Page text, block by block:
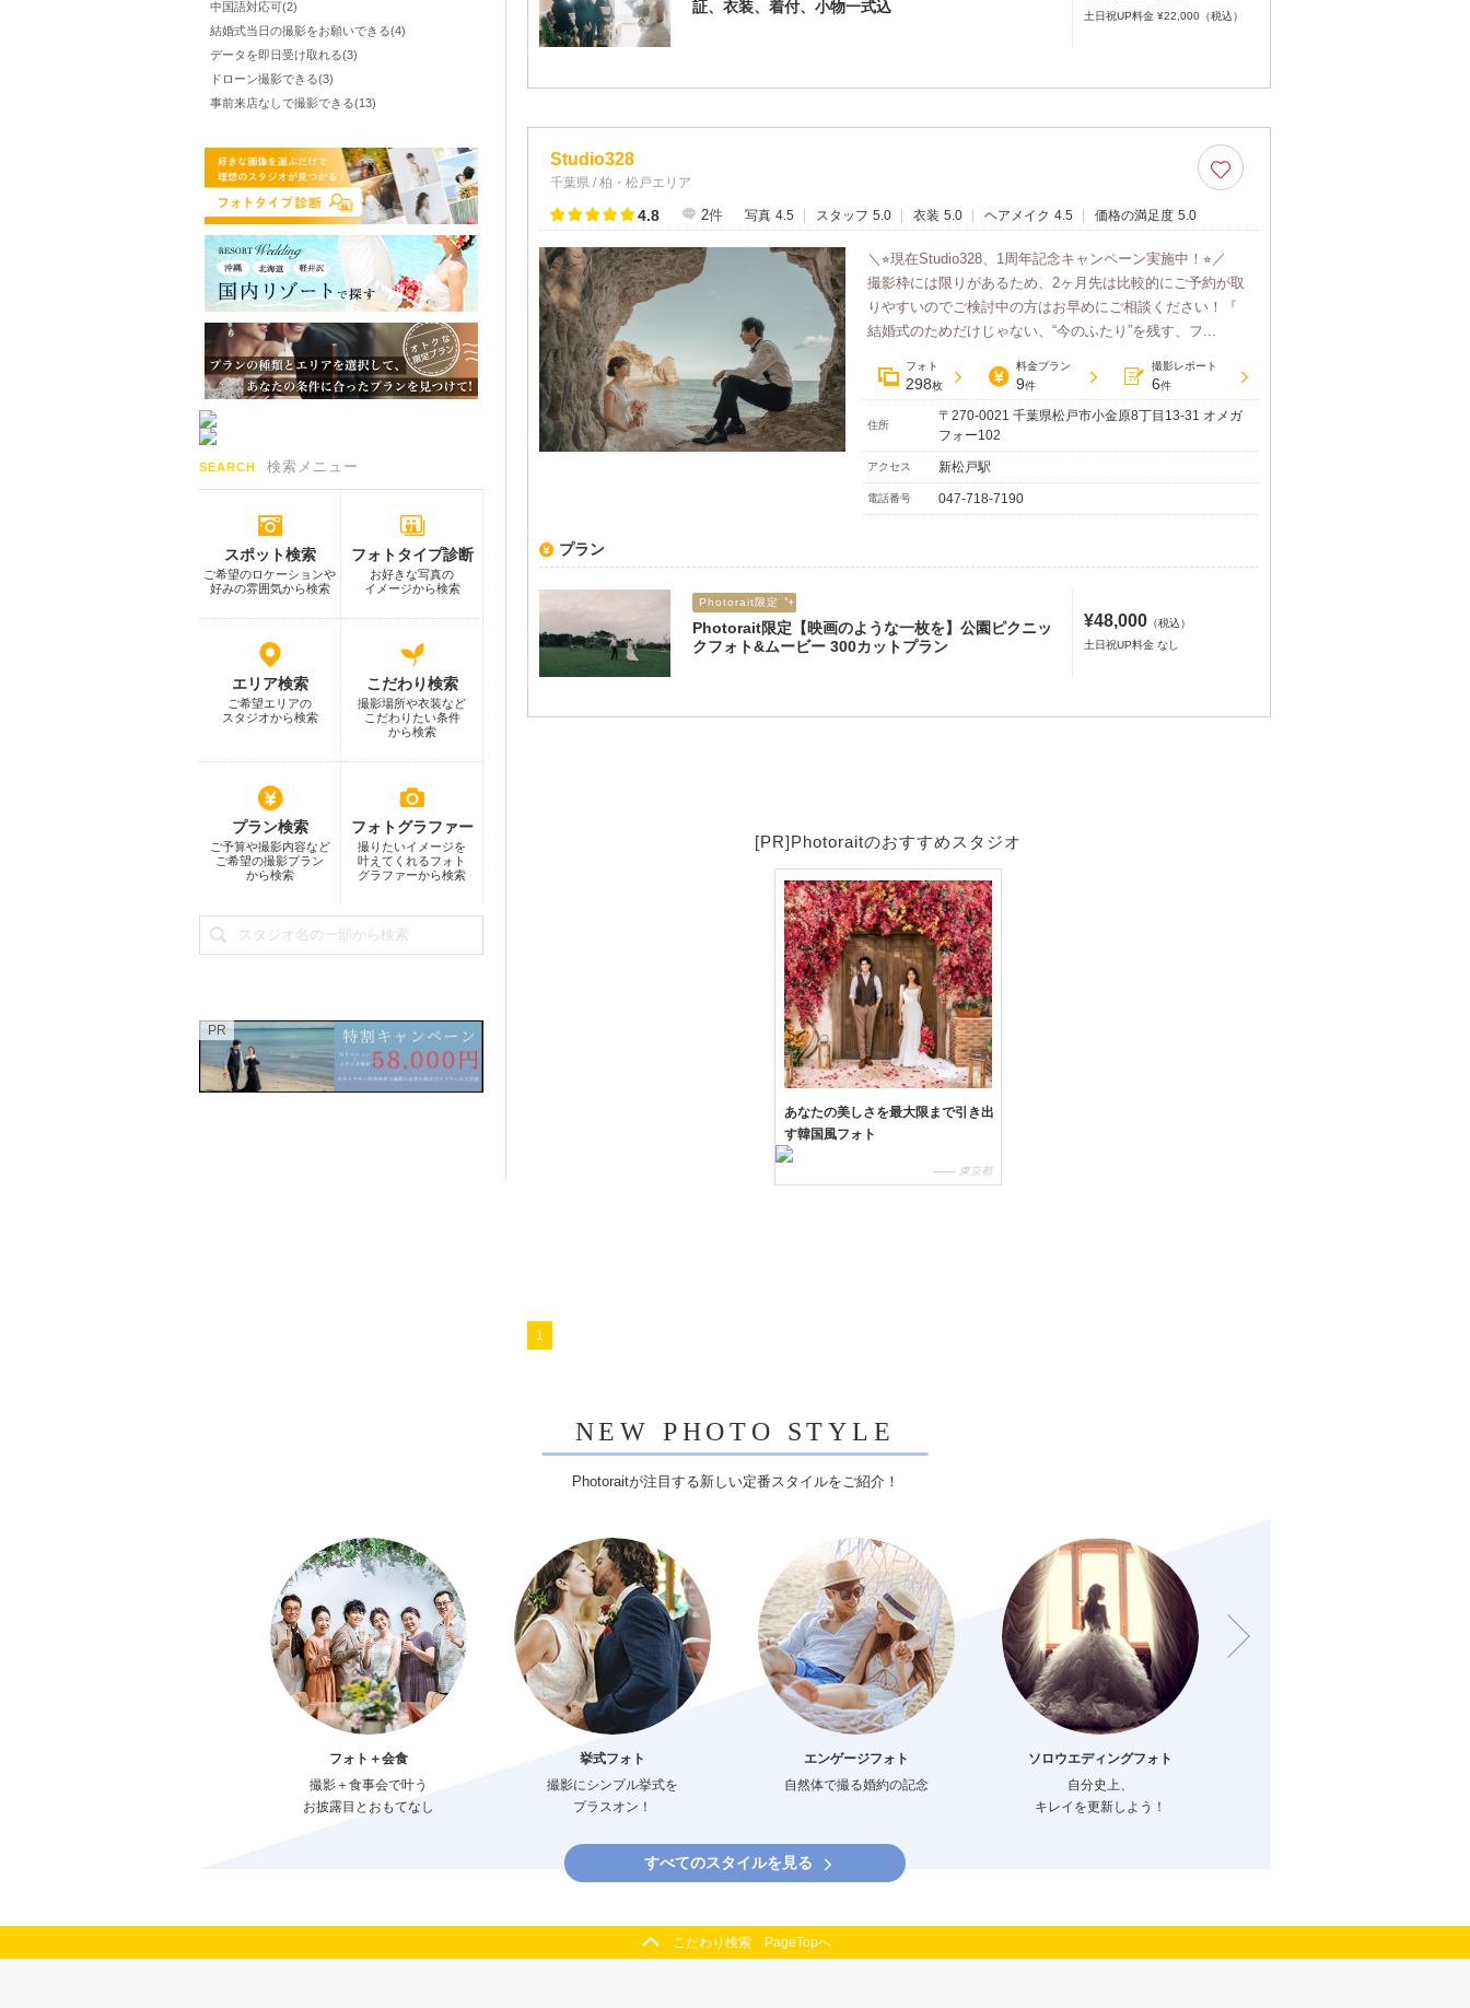
中国語対応可(2)
結婚式当日の撮影をお願いできる(4)
データを即日受け取れる(3)
ドローン撮影できる(3)
事前来店なしで撮影できる(13)
SEARCH 検索メニュー
スポット検索
ご希望のロケーションや
好みの雰囲気から検索
フォトタイプ診断
お好きな写真の
イメージから検索
エリア検索
ご希望エリアの
スタジオから検索
こだわり検索
撮影場所や衣装など
こだわりたい条件
から検索
プラン検索
ご予算や撮影内容など
ご希望の撮影プラン
から検索
フォトグラファー
撮りたいイメージを
叶えてくれるフォト
グラファーから検索
証、衣装、着付、小物一式込
土日祝UP料金 ¥22,000（税込）
Studio328
千葉県 / 柏・松戸エリア
4.8 2件 写真 4.5 スタッフ 5.0 衣装 5.0 ヘアメイク 4.5 価格の満足度 5.0
＼⭐︎現在Studio328、1周年記念キャンペーン実施中！⭐︎／
撮影枠には限りがあるため、2ヶ月先は比較的にご予約が取
りやすいのでご検討中の方はお早めにご相談ください！『
結婚式のためだけじゃない、“今のふたり”を残す、フ...
フォト
298枚
料金プラン
9件
撮影レポート
6件
住所
〒270-0021 千葉県松戸市小金原8丁目13-31 オメガ
フォー102
アクセス 新松戸駅
電話番号 047-718-7190
プラン
Photorait限定
Photorait限定【映画のような一枚を】公園ピクニッ
クフォト&ムービー 300カットプラン
¥48,000 （税込）
土日祝UP料金 なし
[PR]Photoraitのおすすめスタジオ
あなたの美しさを最大限まで引き出
す韓国風フォト
東京都
1
NEW PHOTO STYLE
Photoraitが注目する新しい定番スタイルをご紹介！
フォト＋会食
撮影＋食事会で叶う
お披露目とおもてなし
挙式フォト
撮影にシンプル挙式を
プラスオン！
エンゲージフォト
自然体で撮る婚約の記念
ソロウエディングフォト
自分史上、
キレイを更新しよう！
すべてのスタイルを見る
こだわり検索 PageTopへ